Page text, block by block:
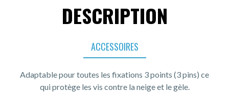
DESCRIPTION
ACCESSOIRES
Adaptable pour toutes les fixations 3 points (3 pins) ce
qui protège les vis contre la neige et le gèle.